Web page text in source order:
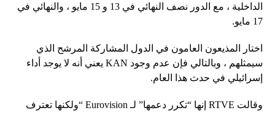
الداخلية ، مع الدور نصف النهائي في 13 و 15 مايو ، والنهائي في
17 مايو.
اختار المذيعون العامون في الدول المشاركة المرشح الذي
سيمثلهم ، وبالتالي فإن عدم وجود KAN يعني أنه لا يوجد أداء
إسرائيلي في حدث هذا العام.
وقالت RTVE إنها “تكرر دعمها” لـ Eurovision “ولكنها تعترف